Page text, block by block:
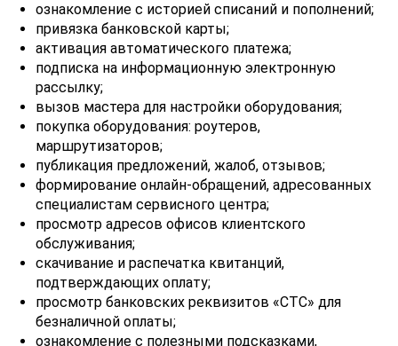
ознакомление с историей списаний и пополнений;
привязка банковской карты;
активация автоматического платежа;
подписка на информационную электронную
рассылку;
вызов мастера для настройки оборудования;
покупка оборудования: роутеров,
маршрутизаторов;
публикация предложений, жалоб, отзывов;
формирование онлайн-обращений, адресованных
специалистам сервисного центра;
просмотр адресов офисов клиентского
обслуживания;
скачивание и распечатка квитанций,
подтверждающих оплату;
просмотр банковских реквизитов «СТС» для
безналичной оплаты;
ознакомление с полезными подсказками,